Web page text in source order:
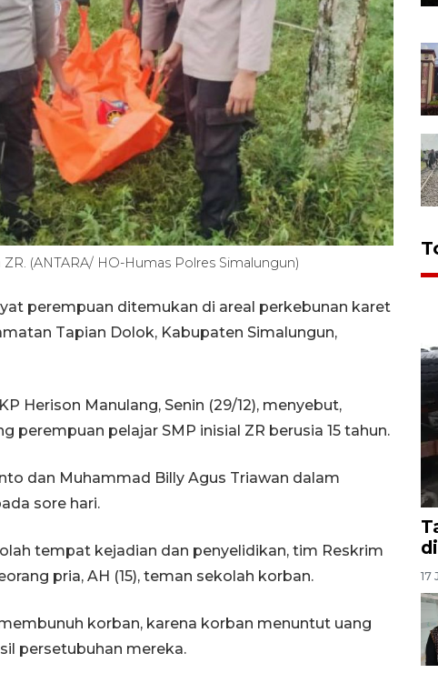
(ANTARA/ HO-Humas Polres Simalungun)
perempuan ditemukan di areal perkebunan karet
Tapian Dolok, Kabupaten Simalungun,
Herison Manulang, Senin (29/12), menyebut,
perempuan pelajar SMP inisial ZR berusia 15 tahun.
dan Muhammad Billy Agus Triawan dalam
sore hari.
tempat kejadian dan penyelidikan, tim Reskrim
pria, AH (15), teman sekolah korban.
korban, karena korban menuntut uang
persetubuhan mereka.
17